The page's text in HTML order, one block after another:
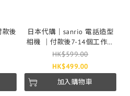
後
日本代購｜sanrio 電話造型
相機 ｜付款後7-14個工作天
發貨
HK$599.00
HK$499.00
加入購物車